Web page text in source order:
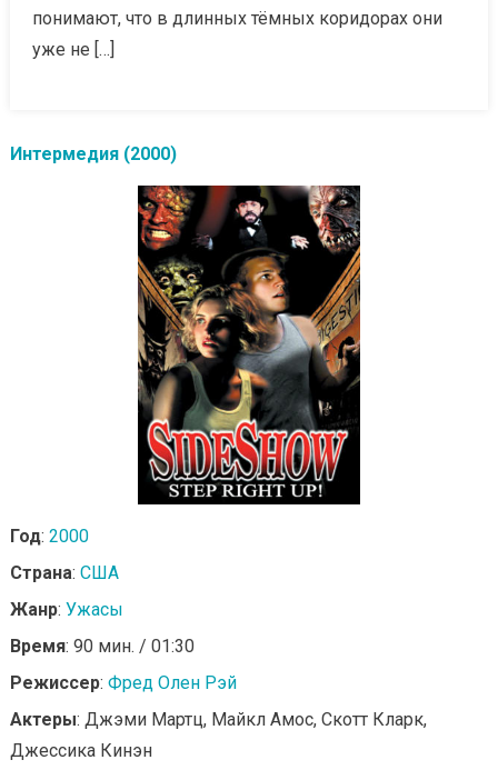
понимают, что в длинных тёмных коридорах они
уже не […]
Интермедия (2000)
Год: 2000
Страна: США
Жанр: Ужасы
Время: 90 мин. / 01:30
Режиссер: Фред Олен Рэй
Актеры: Джэми Мартц, Майкл Амос, Скотт Кларк,
Джессика Кинэн